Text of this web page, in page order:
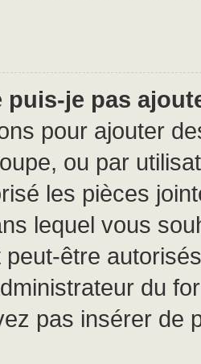
puis-je pas
pour ajouter
ou par
les pièces
lequel vous
être
du
pas insérer de